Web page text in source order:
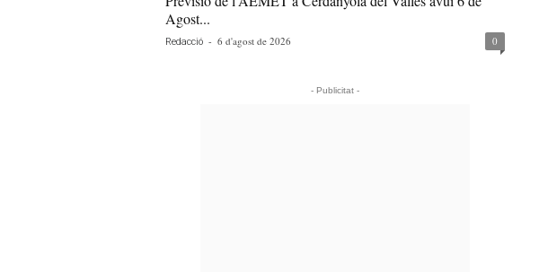
Agost...
Redacció - 6 d'agost de 2026 0
- Publicitat -